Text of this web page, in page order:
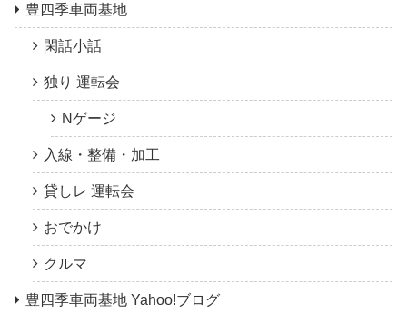
豊四季車両基地
閑話小話
独り 運転会
Nゲージ
入線・整備・加工
貸しレ 運転会
おでかけ
クルマ
豊四季車両基地 Yahoo!ブログ